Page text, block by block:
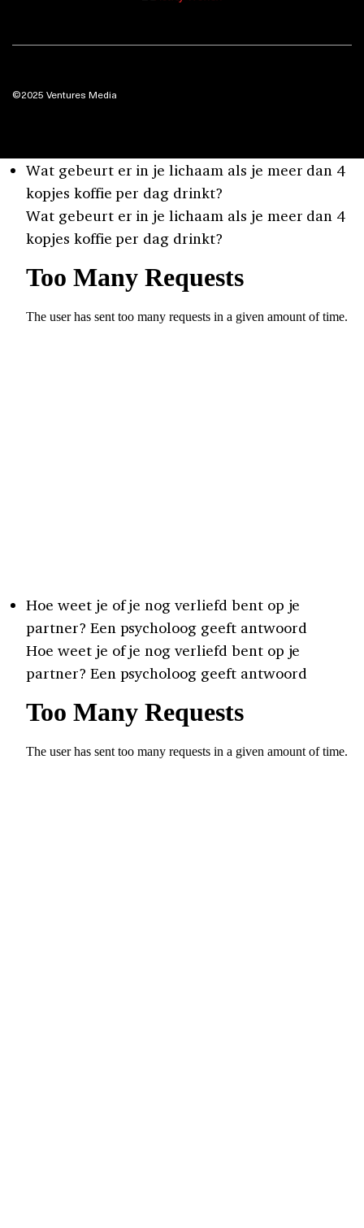
©2025 Ventures Media
Wat gebeurt er in je lichaam als je meer dan 4
kopjes koffie per dag drinkt?
Wat gebeurt er in je lichaam als je meer dan 4
kopjes koffie per dag drinkt?
Hoe weet je of je nog verliefd bent op je
partner? Een psycholoog geeft antwoord
Hoe weet je of je nog verliefd bent op je
partner? Een psycholoog geeft antwoord